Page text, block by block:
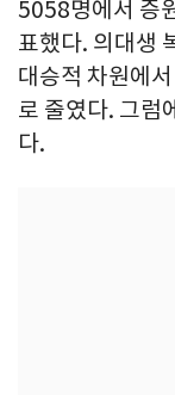
5058명에서 증
표했다. 의대생
대승적 차원에
로 줄였다. 그럼
다.